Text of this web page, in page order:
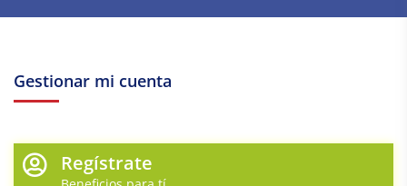
Gestionar mi cuenta
Regístrate